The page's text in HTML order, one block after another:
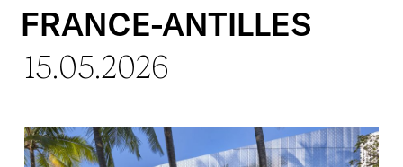
FRANCE-ANTILLES
15.05.2026